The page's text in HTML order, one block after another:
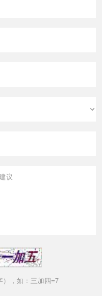
），如：三加四=7